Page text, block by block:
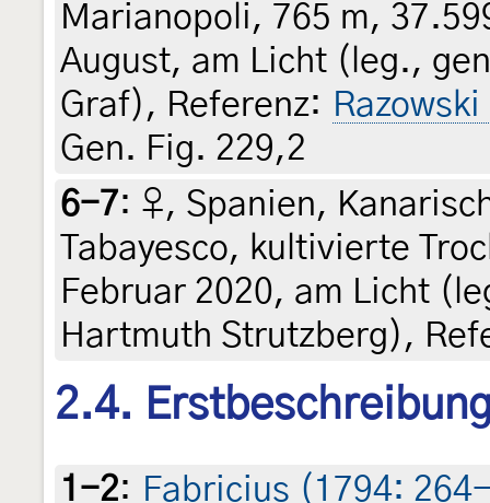
Marianopoli, 765 m,
August, am Licht (leg.,
Graf), Referenz:
Gen. Fig. 229,2
6-7: ♀, Spanien,
Tabayesco, kultivierte
Februar 2020, am Licht
Hartmuth Strutzberg),
2.4.
1-2: Fabricius (1794: